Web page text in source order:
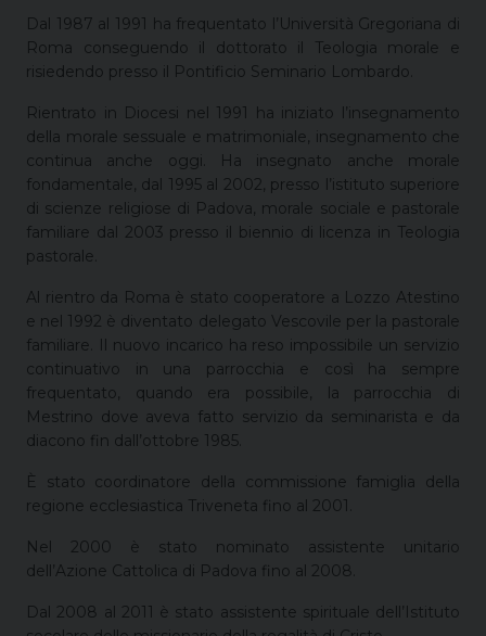
Dal 1987 al 1991 ha frequentato l’Università Gregoriana di
Roma conseguendo il dottorato il Teologia morale e
risiedendo presso il Pontificio Seminario Lombardo.
Rientrato in Diocesi nel 1991 ha iniziato l’insegnamento
della morale sessuale e matrimoniale, insegnamento che
continua anche oggi. Ha insegnato anche morale
fondamentale, dal 1995 al 2002, presso l’istituto superiore
di scienze religiose di Padova, morale sociale e pastorale
familiare dal 2003 presso il biennio di licenza in Teologia
pastorale.
Al rientro da Roma è stato cooperatore a Lozzo Atestino
e nel 1992 è diventato delegato Vescovile per la pastorale
familiare. Il nuovo incarico ha reso impossibile un servizio
continuativo in una parrocchia e così ha sempre
frequentato, quando era possibile, la parrocchia di
Mestrino dove aveva fatto servizio da seminarista e da
diacono fin dall’ottobre 1985.
È stato coordinatore della commissione famiglia della
regione ecclesiastica Triveneta fino al 2001.
Nel 2000 è stato nominato assistente unitario
dell’Azione Cattolica di Padova fino al 2008.
Dal 2008 al 2011 è stato assistente spirituale dell’Istituto